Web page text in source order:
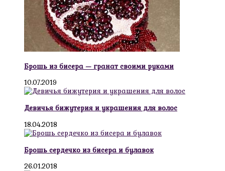
Брошь из бисера — гранат своими руками
10.07.2019
Девичья бижутерия и украшения для волос
18.04.2018
Брошь сердечко из бисера и булавок
26.01.2018